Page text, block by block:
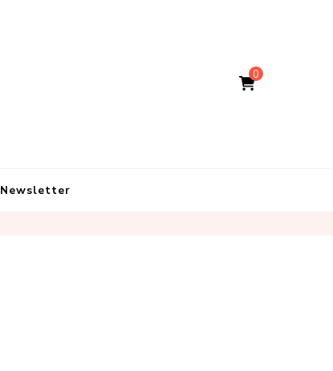
0
Newsletter